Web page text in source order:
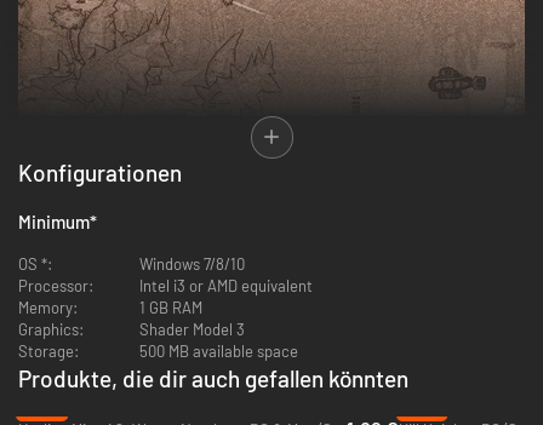
Earth Atlantis ist ein Side-Scroller mit originellem „Monsterjäger“-
Gameplay. Suche und jage furchteinflößende Seeungeheuer und erkunde
eine postapokalyptische Unterwasserwelt. Schalte mehrere Schiffe mit
besonderen Waffen und Fähigkeiten für deine Reise frei und werde ein
legendärer Jäger!
Konfigurationen
Minimum*
OS *:
Windows 7/8/10
Processor:
Intel i3 or AMD equivalent
Memory:
1 GB RAM
Graphics:
Shader Model 3
Storage:
500 MB available space
Produkte, die dir auch gefallen könnten